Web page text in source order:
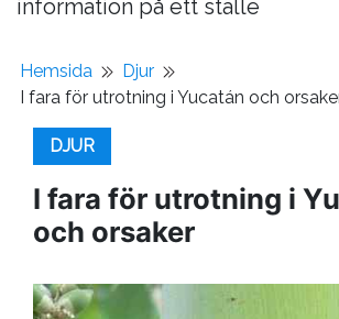
information på ett ställe
Hemsida
Djur
I fara för utrotning i Yucatán och
DJUR
I fara för utrotning i
och orsaker